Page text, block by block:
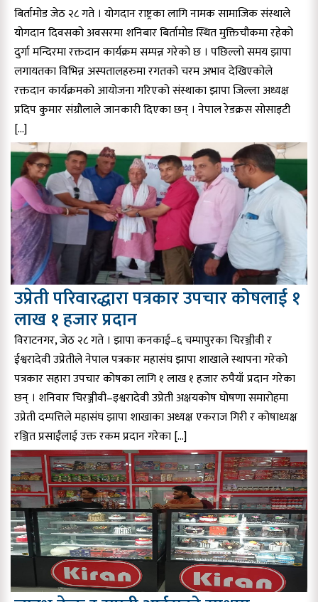
बिर्तामोड जेठ २८ गते । योगदान राष्ट्रका लागि नामक सामाजिक संस्थाले
योगदान दिवसको अवसरमा शनिबार बिर्तामोड स्थित मुक्तिचौकमा रहेको
दुर्गा मन्दिरमा रक्तदान कार्यक्रम सम्पन्न गरेको छ । पछिल्लो समय झापा
लगायतका विभिन्न अस्पतालहरुमा रगतको चरम अभाव देखिएकोले
रक्तदान कार्यक्रमको आयोजना गरिएको संस्थाका झापा जिल्ला अध्यक्ष
प्रदिप कुमार संग्रौलाले जानकारी दिएका छन् । नेपाल रेडक्रस सोसाइटी
[…]
उप्रेती परिवारद्धारा पत्रकार उपचार कोषलाई १
लाख १ हजार प्रदान
विराटनगर, जेठ २८ गते । झापा कनकाई–६ चम्पापुरका चिरञ्जीवी र
ईश्वरादेवी उप्रेतीले नेपाल पत्रकार महासंघ झापा शाखाले स्थापना गरेको
पत्रकार सहारा उपचार कोषका लागि १ लाख १ हजार रुपैयाँ प्रदान गरेका
छन् । शनिवार चिरञ्जीवी–इश्वरादेवी उप्रेती अक्षयकोष घोषणा समारोहमा
उप्रेती दम्पत्तिले महासंघ झापा शाखाका अध्यक्ष एकराज गिरी र कोषाध्यक्ष
रञ्जित प्रसाईंलाई उक्त रकम प्रदान गरेका […]